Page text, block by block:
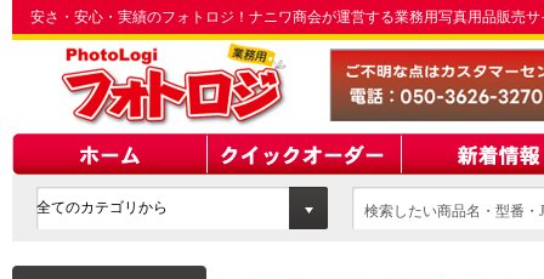
安さ・安心・実績のフォトロジ！ナニワ商会が運営する業務用写真用品販売
検索したい商品名・型番